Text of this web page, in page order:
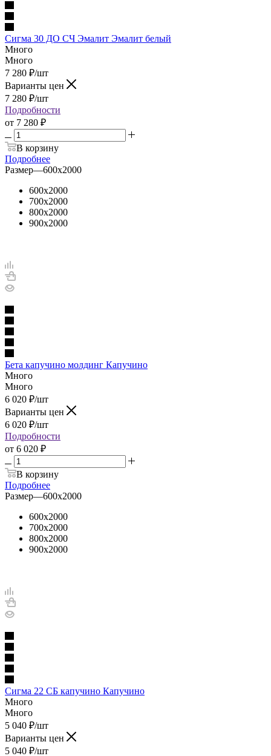
Сигма 30 ДО СЧ Эмалит Эмалит белый
Много
Много
7 280 ₽/шт
Варианты цен
7 280 ₽/шт
Подробности
от 7 280 ₽
В корзину
Подробнее
Размер—600х2000
600х2000
700х2000
800х2000
900х2000
Бета капучино молдинг Капучино
Много
Много
6 020 ₽/шт
Варианты цен
6 020 ₽/шт
Подробности
от 6 020 ₽
В корзину
Подробнее
Размер—600х2000
600х2000
700х2000
800х2000
900х2000
Сигма 22 СБ капучино Капучино
Много
Много
5 040 ₽/шт
Варианты цен
5 040 ₽/шт